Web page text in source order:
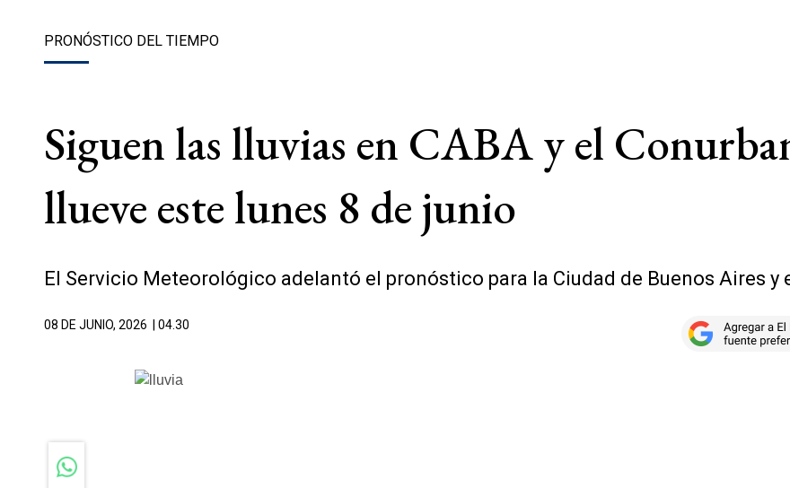
PRONÓSTICO DEL TIEMPO
Siguen las lluvias en CABA y el
llueve este lunes 8 de junio
El Servicio Meteorológico adelantó el pronóstico para la Ciudad de Buenos Aires y
08 DE JUNIO, 2026 | 04.30